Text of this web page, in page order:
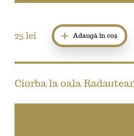
25 lei Adaugă în coș
Ciorba la oala